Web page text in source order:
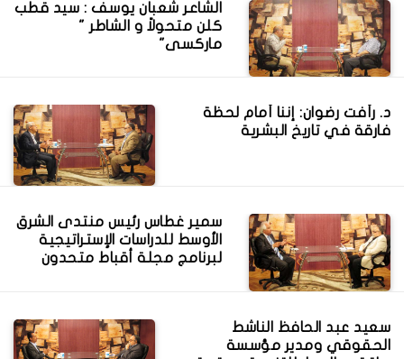
الشاعر شعبان يوسف : سيد قطب
كلن متحولاً و الشاطر "
ماركسى"
د. رأفت رضوان: إننا أمام لحظة
فارقة في تاريخ البشرية
سمير غطاس رئيس منتدى الشرق
الأوسط للدراسات الإستراتيجية
لبرنامج مجلة أقباط متحدون
سعيد عبد الحافظ الناشط
الحقوقي ومدير مؤسسة